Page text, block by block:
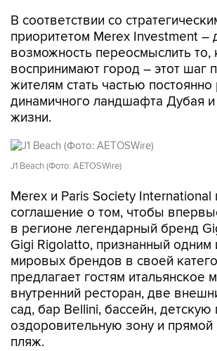
В соответствии со
приоритетом Merex Investment –
возможность переосмыслить то,
воспринимают город – этот шаг
жителям стать частью постоянно
динамичного ландшафта Дубая и
жизни.
J1 Beach (Фото: AETOSWire)
Merex и Paris Society International
соглашение о том, чтобы
в регионе легендарный бренд
Gigi Rigolatto, признанный одним
мировых брендов в своей
предлагает гостям итальянское
внутренний ресторан, две
сад, бар Bellini, бассейн,
оздоровительную зону и
пляж.